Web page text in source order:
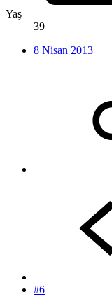
Yaş
39
8 Nisan 2013
#6